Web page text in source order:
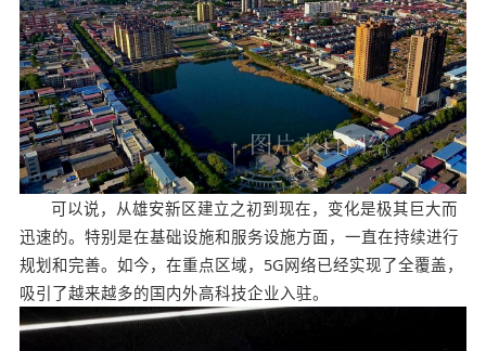
可以说，从雄安新区建立之初到现在，变化是极其巨大而
迅速的。特别是在基础设施和服务设施方面，一直在持续进行
规划和完善。如今，在重点区域，5G网络已经实现了全覆盖，
吸引了越来越多的国内外高科技企业入驻。